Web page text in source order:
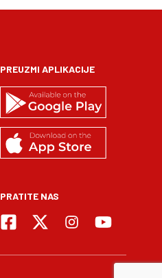
PREUZMI APLIKACIJE
PRATITE NAS